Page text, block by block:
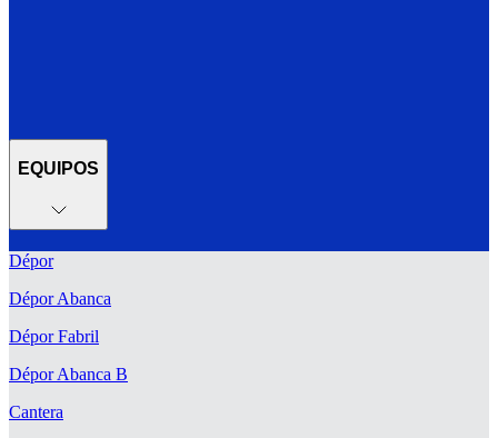
EQUIPOS
Dépor
Dépor Abanca
Dépor Fabril
Dépor Abanca B
Cantera